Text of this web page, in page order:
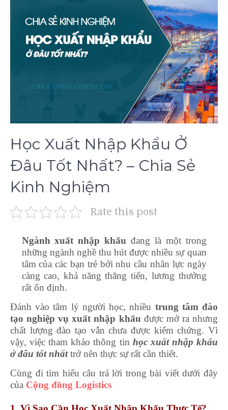
Học Xuất Nhập Khẩu Ở
Đâu Tốt Nhất? – Chia Sẻ
Kinh Nghiệm
Rate this post
Ngành xuất nhập khẩu đang là một trong
những ngành nghề thu hút được nhiều sự quan
tâm của các bạn trẻ bởi nhu cầu nhân lực ngày
càng cao, khả năng thăng tiến, lương thưởng
rất ổn định.
Đánh vào tâm lý người học, nhiều trung tâm đào
tạo nghiệp vụ xuất nhập khẩu được mở ra nhưng
chất lượng đào tạo vẫn chưa được kiểm chứng. Vì
vậy, việc tham khảo thông tin học xuất nhập khẩu
ở đâu tốt nhấttrở nên thực sự rất cần thiết.
Cùng đi tìm hiểu câu trả lời trong bài viết dưới đây
của Cộng đồng Logistics